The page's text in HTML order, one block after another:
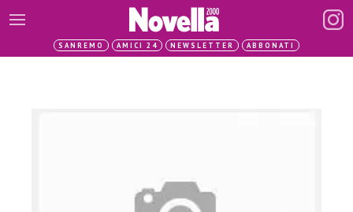
SANREMO AMICI 24 NEWSLETTER ABBONATI